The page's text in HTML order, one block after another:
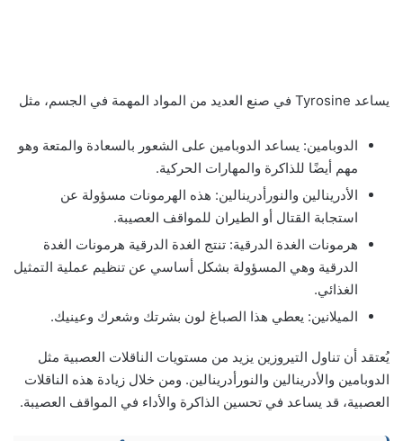
يساعد Tyrosine في صنع العديد من المواد المهمة في الجسم، مثل
الدوبامين: يساعد الدوبامين على الشعور بالسعادة والمتعة وهو
مهم أيضًا للذاكرة والمهارات الحركية.
الأدرينالين والنورأدرينالين: هذه الهرمونات مسؤولة عن
استجابة القتال أو الطيران للمواقف العصيبة.
هرمونات الغدة الدرقية: تنتج الغدة الدرقية هرمونات الغدة
الدرقية وهي المسؤولة بشكل أساسي عن تنظيم عملية التمثيل
الغذائي.
الميلانين: يعطي هذا الصباغ لون بشرتك وشعرك وعينيك.
يُعتقد أن تناول التيروزين يزيد من مستويات الناقلات العصبية مثل
الدوبامين والأدرينالين والنورأدرينالين. ومن خلال زيادة هذه الناقلات
العصبية، قد يساعد في تحسين الذاكرة والأداء في المواقف العصيبة.